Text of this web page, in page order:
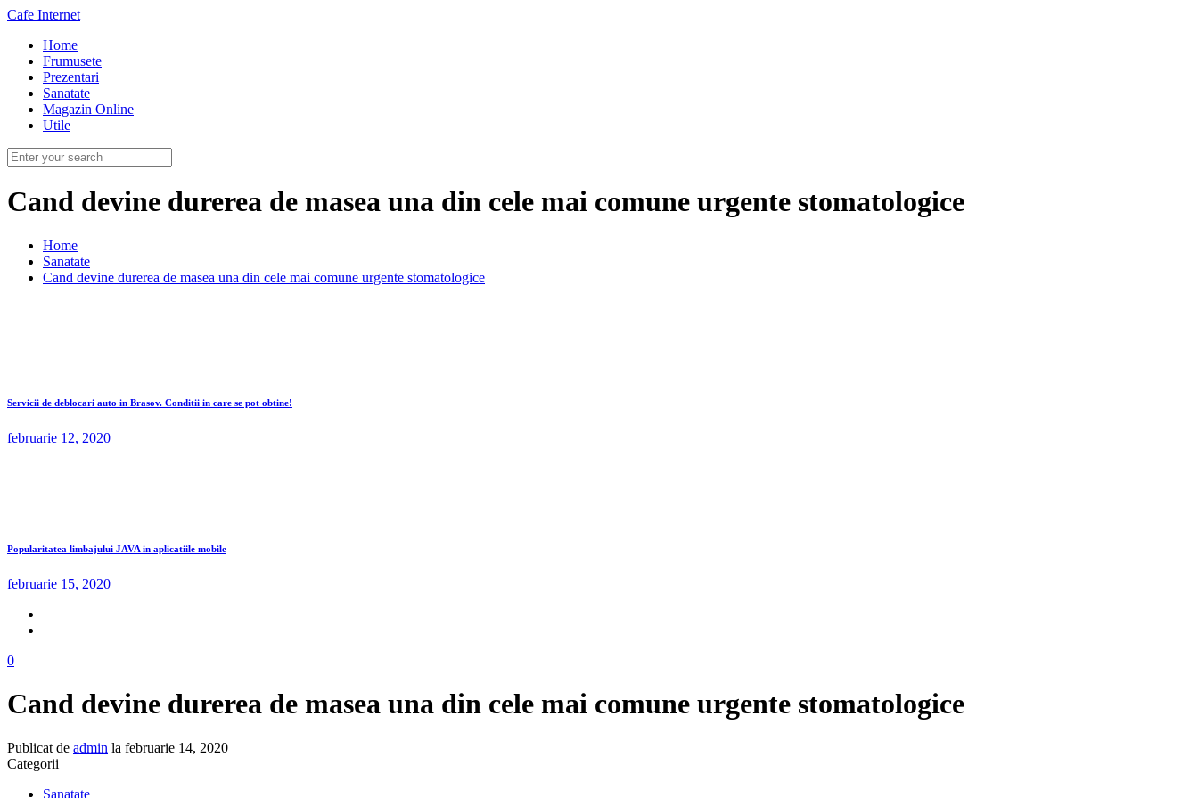
Cafe Internet
Home
Frumusete
Prezentari
Sanatate
Magazin Online
Utile
Cand devine durerea de masea una din cele mai comune urgente stomatologice
Home
Sanatate
Cand devine durerea de masea una din cele mai comune urgente stomatologice
Servicii de deblocari auto in Brasov. Conditii in care se pot obtine!
februarie 12, 2020
Popularitatea limbajului JAVA in aplicatiile mobile
februarie 15, 2020
0
Cand devine durerea de masea una din cele mai comune urgente stomatologice
Publicat de admin la februarie 14, 2020
Categorii
Sanatate